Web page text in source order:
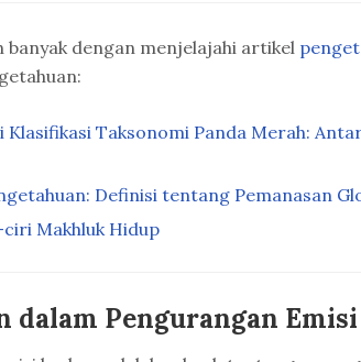
banyak dengan menjelajahi artikel
Taksonomi Panda Merah:
Definisi tentang Pemanasan
Makhluk Hidup
dalam Pengurangan